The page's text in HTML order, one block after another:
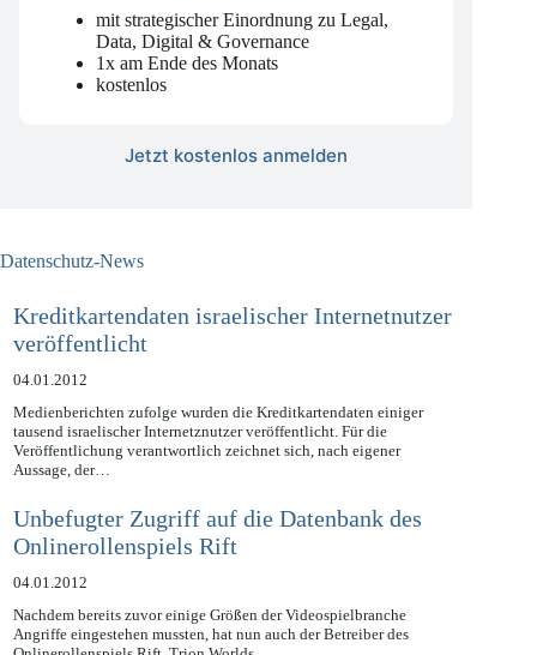
mit strategischer Einordnung zu Legal,
Data, Digital & Governance
1x am Ende des Monats
Kreditkartendaten israelischer Internetnutzer
veröffentlicht
04.01.2012
Medienberichten zufolge wurden die Kreditkartendaten einiger
tausend israelischer Internetznutzer veröffentlicht. Für die
Veröffentlichung verantwortlich zeichnet sich, nach eigener
Unbefugter Zugriff auf die Datenbank des
Onlinerollenspiels Rift
04.01.2012
Nachdem bereits zuvor einige Größen der Videospielbranche